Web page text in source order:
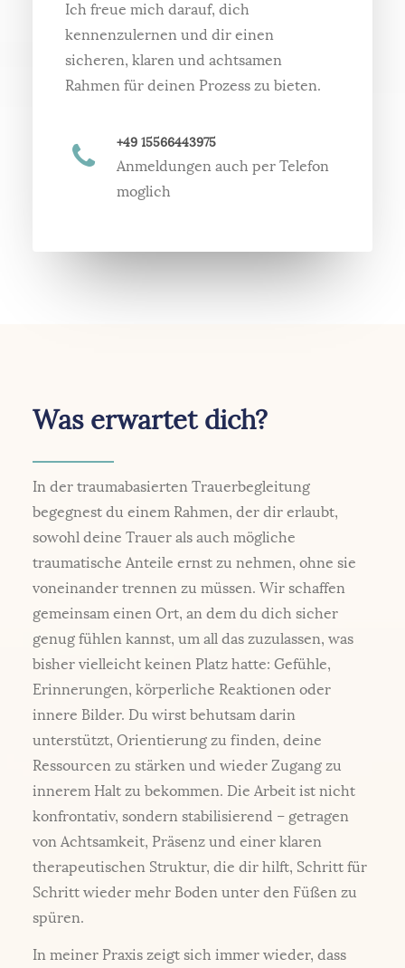
Ich freue mich darauf, dich
kennenzulernen und dir einen
sicheren, klaren und achtsamen
Rahmen für deinen Prozess zu bieten.
+49 15566443975
Anmeldungen auch per Telefon
moglich
Was erwartet dich?
In der traumabasierten Trauerbegleitung
begegnest du einem Rahmen, der dir erlaubt,
sowohl deine Trauer als auch mögliche
traumatische Anteile ernst zu nehmen, ohne sie
voneinander trennen zu müssen. Wir schaffen
gemeinsam einen Ort, an dem du dich sicher
genug fühlen kannst, um all das zuzulassen, was
bisher vielleicht keinen Platz hatte: Gefühle,
Erinnerungen, körperliche Reaktionen oder
innere Bilder. Du wirst behutsam darin
unterstützt, Orientierung zu finden, deine
Ressourcen zu stärken und wieder Zugang zu
innerem Halt zu bekommen. Die Arbeit ist nicht
konfrontativ, sondern stabilisierend – getragen
von Achtsamkeit, Präsenz und einer klaren
therapeutischen Struktur, die dir hilft, Schritt für
Schritt wieder mehr Boden unter den Füßen zu
spüren.
In meiner Praxis zeigt sich immer wieder, dass